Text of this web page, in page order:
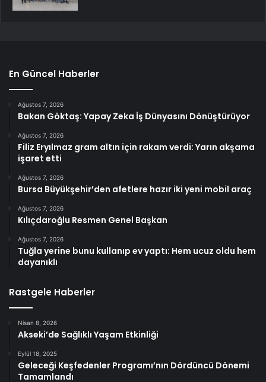
En Güncel Haberler
Ağustos 7, 2026
Bakan Göktaş: Yapay Zeka İş Dünyasını Dönüştürüyor
Ağustos 7, 2026
Filiz Eryılmaz gram altın için rakam verdi: Yarın akşama
işaret etti
Ağustos 7, 2026
Bursa Büyükşehir’den afetlere hazır iki yeni mobil araç
Ağustos 7, 2026
Kılıçdaroğlu Resmen Genel Başkan
Ağustos 7, 2026
Tuğla yerine bunu kullanıp ev yaptı: Hem ucuz oldu hem
dayanıklı
Rastgele Haberler
Nisan 8, 2026
Akseki’de Sağlıklı Yaşam Etkinliği
Eylül 18, 2025
Geleceği Keşfedenler Programı’nın Dördüncü Dönemi
Tamamlandı